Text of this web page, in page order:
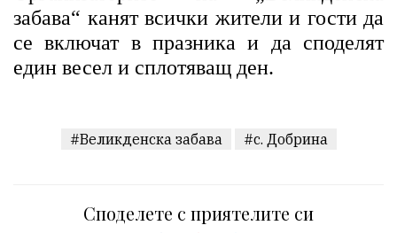
забава“ канят всички жители и гости да
се включат в празника и да споделят
един весел и сплотяващ ден.
#Великденска забава #с. Добрина
Споделете с приятелите си